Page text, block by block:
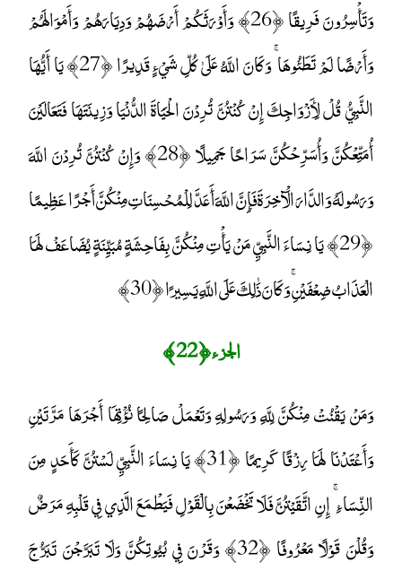
وَتَأْسِرُونَ فَرِيقًا ﴿26﴾ وَأَوْرَثَكُمْ أَرْضَهُمْ وَدِيَارَهُمْ وَأَمْوَالَهُمْ
وَأَرْضًا لَمْ تَطَئُوهَا ۚ وَكَانَ اللَّهُ عَلَىٰ كُلِّ شَيْءٍ قَدِيرًا ﴿27﴾ يَا أَيُّهَا
النَّبِيُّ قُلْ لِأَزْوَاجِكَ إِنْ كُنْتُنَّ تُرِدْنَ الْحَيَاةَ الدُّنْيَا وَزِينَتَهَا فَتَعَالَيْنَ
أُمَتِّعْكُنَّ وَأُسَرِّحْكُنَّ سَرَاحًا جَمِيلًا ﴿28﴾ وَإِنْ كُنْتُنَّ تُرِدْنَ اللَّهَ
وَرَسُولَهُ وَالدَّارَ الْآخِرَةَ فَإِنَّ اللَّهَ أَعَدَّ لِلْمُحْسِنَاتِ مِنْكُنَّ أَجْرًا عَظِيمًا
﴿29﴾ يَا نِسَاءَ النَّبِيِّ مَنْ يَأْتِ مِنْكُنَّ بِفَاحِشَةٍ مُبَيِّنَةٍ يُضَاعَفْ لَهَا
الْعَذَابُ ضِعْفَيْنِ ۚ وَكَانَ ذَٰلِكَ عَلَى اللَّهِ يَسِيرًا ﴿30﴾
الجزء ﴿ 22 ﴾
وَمَنْ يَقْنُتْ مِنْكُنَّ لِلَّهِ وَرَسُولِهِ وَتَعْمَلْ صَالِحًا نُؤْتِهَا أَجْرَهَا مَرَّتَيْنِ
وَأَعْتَدْنَا لَهَا رِزْقًا كَرِيمًا ﴿31﴾ يَا نِسَاءَ النَّبِيِّ لَسْتُنَّ كَأَحَدٍ مِنَ
النِّسَاءِ ۚ إِنِ اتَّقَيْتُنَّ فَلَا تَخْضَعْنَ بِالْقَوْلِ فَيَطْمَعَ الَّذِي فِي قَلْبِهِ مَرَضٌ
وَقُلْنَ قَوْلًا مَعْرُوفًا ﴿32﴾ وَقَرْنَ فِي بُيُوتِكُنَّ وَلَا تَبَرَّجْنَ تَبَرُّجَ